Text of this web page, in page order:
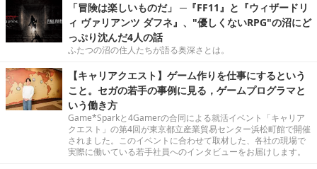
「冒険は楽しいものだ」 ─『FF11』と『ウィザードリ
ィ ヴァリアンツ ダフネ』、"優しくないRPG"の沼にど
っぷり沈んだ4人の話
ふたつの沼の住人たちが語る奥深さとは。
【キャリアクエスト】ゲーム作りを仕事にするという
こと。セガの若手の事例に見る，ゲームプログラマと
いう働き方
Game*Sparkと4Gamerの合同による就活イベント「キャリア
クエスト」の第4回が東京都立産業貿易センター浜松町館で開催
されました。このイベントに合わせて取材した、各社の現場で
実際に働いている若手社員へのインタビューをお届けします。